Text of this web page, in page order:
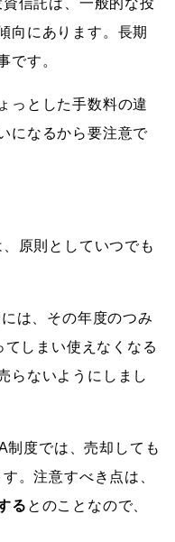
信託は、一般的な投
向にあります。長期
です。
っとした手数料の違
になるから要注意で
原則としていつでも
は、その年度のつみ
しまい使えなくなる
らないようにしまし
制度では、売却しても
。注意すべき点は、
る とのことなので、